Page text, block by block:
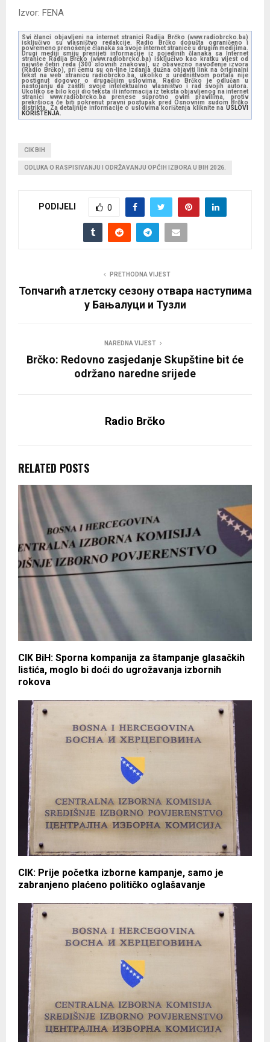
Izvor: FENA
Svi članci objavljeni na internet stranici Radija Brčko (www.radiobrcko.ba)
isključivo su vlasništvo redakcije. Radio Brčko dopušta ograničeno i
povremeno prenošenje članaka sa svoje internet stranice u drugim medijima.
Drugi mediji smiju prenijeti informacije iz pojedinih članaka sa Internet
stranice Radija Brčko (www.radiobrcko.ba) isključivo kao kratku vijest od
najviše četiri reda (300 slovnih znakova), uz obavezno navođenje izvora
(Radio Brčko), pri čemu su on-line izdanja dužna objaviti link na originalni
tekst na web stranicu radiobrcko.ba, ukoliko s uredništvom portala nije
postignut dogovor o drugačijim uslovima. Radio Brčko je odlučan u
nastojanju da zaštiti svoje intelektualno vlasništvo i rad svojih autora.
Ukoliko se bilo koji dio teksta ili informacija iz teksta objavljenog na internet
stranici www.radiobrcko.ba prenese suprotno ovim pravilima, protiv
prekršioca će biti pokrenut pravni postupak pred Osnovnim sudom Brčko
distrikta. Za detaljnije informacije o uslovima korištenja kliknite na USLOVI
KORIŠTENJA.
CIK BIH
ODLUKA O RASPISIVANJU I ODRŽAVANJU OPĆIH IZBORA U BIH 2026.
PODIJELI 0
PRETHODNA VIJEST
Топчагић атлетску сезону отвара наступима
у Бањалуци и Тузли
NAREDNA VIJEST
Brčko: Redovno zasjedanje Skupštine bit će
održano naredne srijede
Radio Brčko
RELATED POSTS
CIK BiH: Sporna kompanija za štampanje glasačkih
listića, moglo bi doći do ugrožavanja izbornih
rokova
CIK: Prije početka izborne kampanje, samo je
zabranjeno plaćeno političko oglašavanje